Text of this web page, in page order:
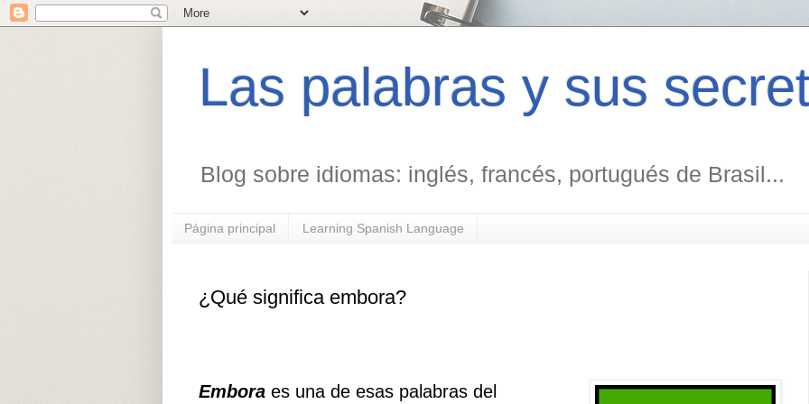
Las palabras y sus
Blog sobre idiomas: inglés, francés, portugués de Brasil...
Página principal Learning Spanish Language
¿Qué significa embora?
Emboraes una de esas palabras del